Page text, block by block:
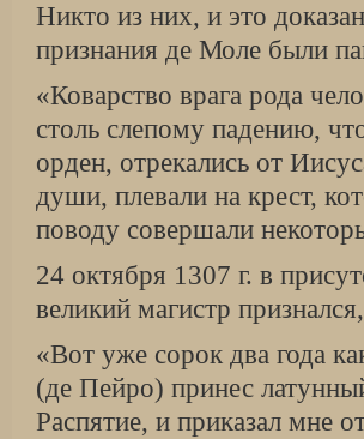
Никто из них, и это
признания де Моле были
«Коварство врага рода
столь слепому падению,
орден, отрекались от
души, плевали на крест,
поводу совершали
24 октября 1307 г. в
великий магистр
«Вот уже сорок два года
(де Пейро) принес
Распятие, и приказал мне